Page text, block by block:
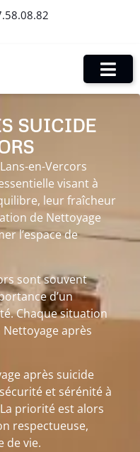
SUICIDE
en-Vercors
visant à
leur fraîcheur
de Nettoyage
l’espace de
sont souvent
d’un
Chaque situation
après
après suicide
et sérénité à
priorité est alors
respectueuse,
de vie.